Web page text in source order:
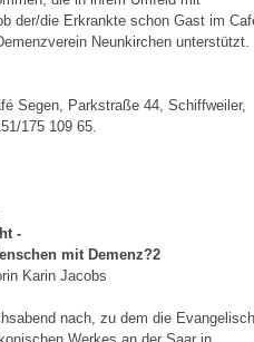
der/die Erkrankte schon Gast im
Neunkirchen unterstützt.
Segen, Parkstraße 44, Schiffweiler,
175 109 65.
-
mit Demenz?2
Karin Jacobs
nach, zu dem die